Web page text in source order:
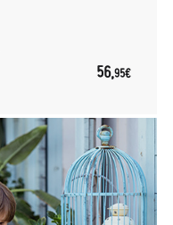
56,95€